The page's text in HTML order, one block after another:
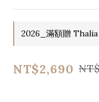
2026_滿額贈
NT$2,690